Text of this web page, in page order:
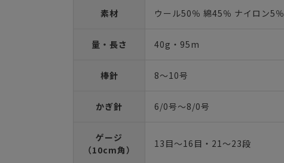
素材 ウール50％ 綿45％ ナイロン5％
量・長さ 40g・95m
棒針 8～10号
かぎ針 6/0号～8/0号
ゲージ
（10cm角）
13目～16目・21～23段